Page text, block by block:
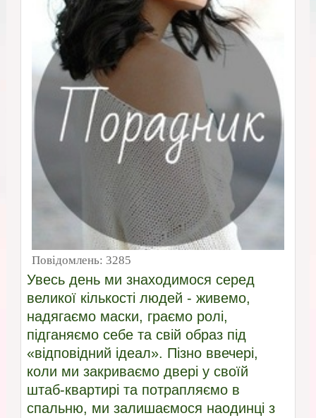
Повідомлень: 3285
Увесь день ми знаходимося серед
великої кількості людей - живемо,
надягаємо маски, граємо ролі,
підганяємо себе та свій образ під
«відповідний ідеал». Пізно ввечері,
коли ми закриваємо двері у своїй
штаб-квартирі та потрапляємо в
спальню, ми залишаємося наодинці з